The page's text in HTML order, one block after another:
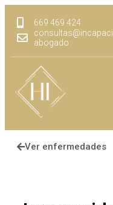
669 469 424
abogado
Ver enfermedades